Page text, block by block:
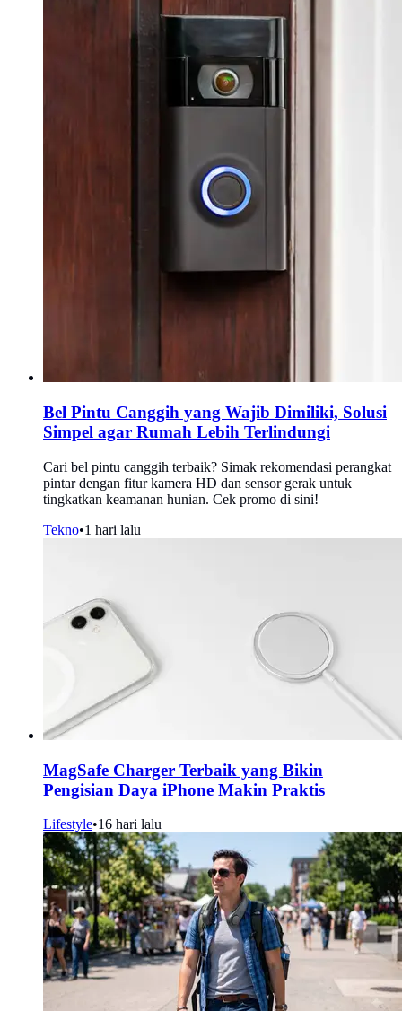
Bel Pintu Canggih yang Wajib Dimiliki, Solusi
Simpel agar Rumah Lebih Terlindungi
Cari bel pintu canggih terbaik? Simak rekomendasi perangkat
pintar dengan fitur kamera HD dan sensor gerak untuk
tingkatkan keamanan hunian. Cek promo di sini!
Tekno•1 hari lalu
MagSafe Charger Terbaik yang Bikin
Pengisian Daya iPhone Makin Praktis
Lifestyle•16 hari lalu